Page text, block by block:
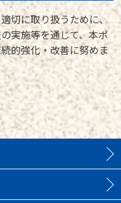
切に取り扱うために、
実施等を通じて、本ポ
的強化・改善に努めま